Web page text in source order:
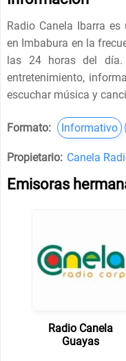
Radio Canela Ibarra
en Imbabura en la
las 24 horas del día.
entretenimiento,
escuchar música y
Formato: Informativo
Propietario: Canela
Emisoras
Radio Canela
Guayas